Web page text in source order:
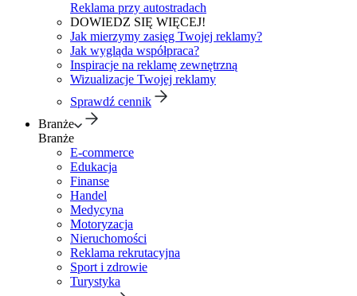
Reklama przy autostradach
DOWIEDZ SIĘ WIĘCEJ!
Jak mierzymy zasięg Twojej reklamy?
Jak wygląda współpraca?
Inspiracje na reklamę zewnętrzną
Wizualizacje Twojej reklamy
Sprawdź cennik
Branże
Branże
E-commerce
Edukacja
Finanse
Handel
Medycyna
Motoryzacja
Nieruchomości
Reklama rekrutacyjna
Sport i zdrowie
Turystyka